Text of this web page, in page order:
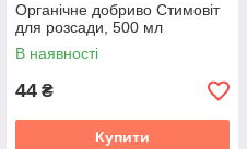
Органічне добриво Стимовіт
для розсади, 500 мл
В наявності
44 ₴
Купити